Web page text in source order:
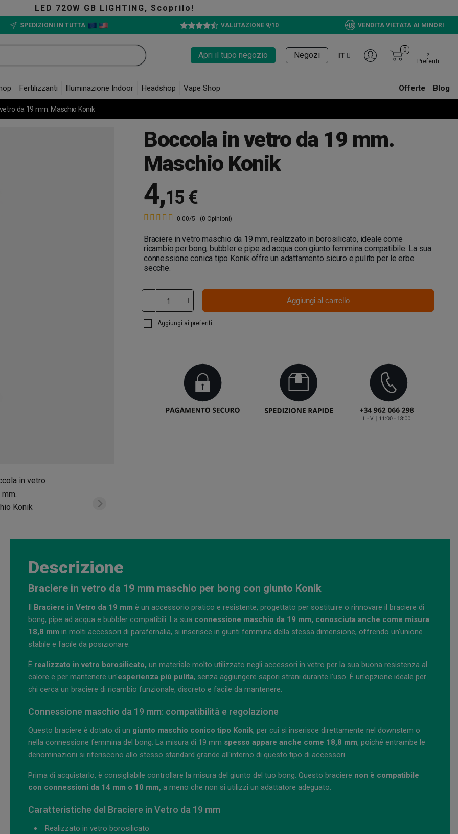
GB LIGHTING, Scoprilo!
SPEDIZIONI IN TUTTA VALUTAZIONE 9/10 VENDITA VIETATA AI MINORI
Apri il tupo negozio Negozi IT
0
Preferiti
Fertilizzanti Illuminazione Indoor Headshop Vape Shop Offerte Blog
da 19 mm. Maschio Konik
Boccola in vetro da 19 mm.
Maschio Konik
4,15 €
0.00/5 (0 Opinioni)
Braciere in vetro maschio da 19 mm, realizzato in borosilicato, ideale come
ricambio per bong, bubbler e pipe ad acqua con giunto femmina compatibile. La sua
connessione conica tipo Konik offre un adattamento sicuro e pulito per le erbe
secche.
Aggiungi al carrello
Aggiungi ai preferiti
Descrizione
Braciere in vetro da 19 mm maschio per bong con giunto Konik
Il Braciere in Vetro da 19 mm è un accessorio pratico e resistente, progettato per sostituire o rinnovare il braciere di
bong, pipe ad acqua e bubbler compatibili. La sua connessione maschio da 19 mm, conosciuta anche come misura
18,8 mm in molti accessori di parafernalia, si inserisce in giunti femmina della stessa dimensione, offrendo un'unione
stabile e facile da posizionare.
È realizzato in vetro borosilicato, un materiale molto utilizzato negli accessori in vetro per la sua buona resistenza al
calore e per mantenere un'esperienza più pulita, senza aggiungere sapori strani durante l'uso. È un'opzione ideale per
chi cerca un braciere di ricambio funzionale, discreto e facile da mantenere.
Connessione maschio da 19 mm: compatibilità e regolazione
Questo braciere è dotato di un giunto maschio conico tipo Konik, per cui si inserisce direttamente nel downstem o
nella connessione femmina del bong. La misura di 19 mm spesso appare anche come 18,8 mm, poiché entrambe le
denominazioni si riferiscono allo stesso standard grande all'interno di questo tipo di accessori.
Prima di acquistarlo, è consigliabile controllare la misura del giunto del tuo bong. Questo braciere non è compatibile
con connessioni da 14 mm o 10 mm, a meno che non si utilizzi un adattatore adeguato.
Caratteristiche del Braciere in Vetro da 19 mm
Realizzato in vetro borosilicato